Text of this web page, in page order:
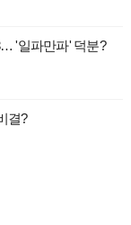
'일파만파' 덕분?
결?